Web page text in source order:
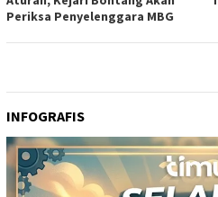
Periksa Penyelenggara MBG
INFOGRAFIS